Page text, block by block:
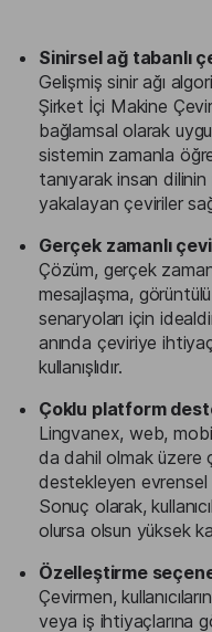
Sinirsel ağ tabanlı
Gelişmiş sinir ağı
Şirket İçi Makine
bağlamsal olarak
sistemin zamanla
tanıyarak insan dilinin
yakalayan çeviriler
Gerçek zamanlı
Çözüm, gerçek
mesajlaşma,
senaryoları için
anında çeviriye
kullanışlıdır.
Çoklu platform
Lingvanex, web,
da dahil olmak üzere
destekleyen evrensel
Sonuç olarak,
olursa olsun yüksek
Özelleştirme
Çevirmen,
veya iş ihtiyaçlarına